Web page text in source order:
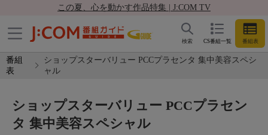
この夏、心を動かす作品特集 | J:COM TV
CS番組一覧 番組表
検索
番組
表
ショップスターバリュー PCCプラセンタ 集中美容スペシ
ャル
ショップスターバリュー PCCプラセン
タ 集中美容スペシャル